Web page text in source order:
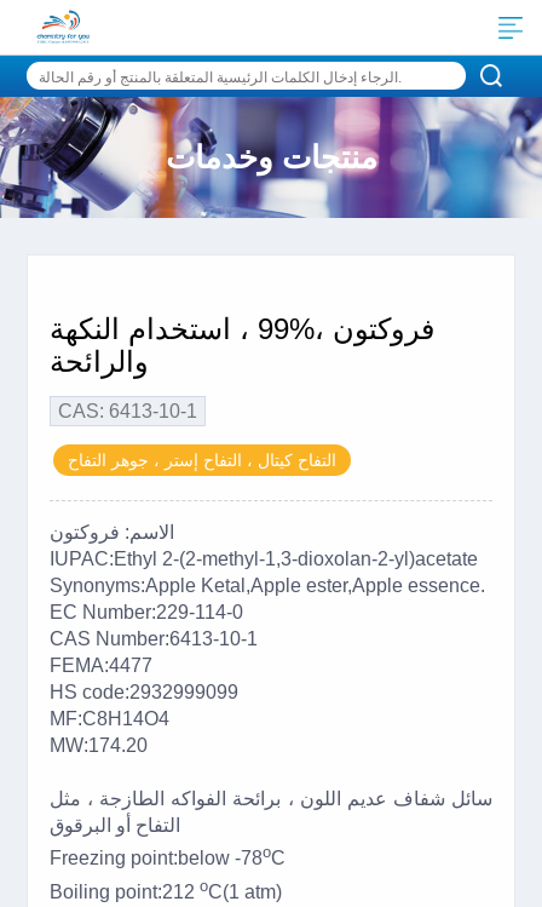
منتجات وخدمات
فروكتون ،%99 ، استخدام النكهة
والرائحة
CAS: 6413-10-1
التفاح كيتال ، التفاح إستر ، جوهر التفاح
الاسم: فروكتون
IUPAC:Ethyl 2-(2-methyl-1,3-dioxolan-2-yl)acetate
Synonyms:Apple Ketal,Apple ester,Apple essence.
EC Number:229-114-0
CAS Number:6413-10-1
FEMA:4477
HS code:2932999099
MF:C8H14O4
MW:174.20
سائل شفاف عديم اللون ، برائحة الفواكه الطازجة ، مثل
التفاح أو البرقوق
Freezing point:below -78oC
Boiling point:212 oC(1 atm)